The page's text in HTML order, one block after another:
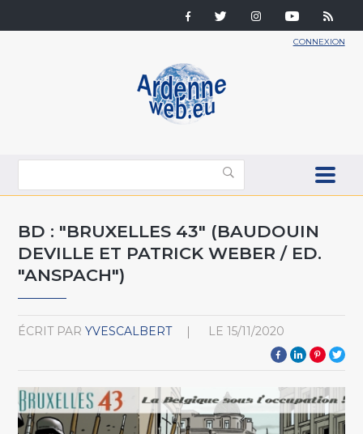
CONNEXION
BD : "BRUXELLES 43" (BAUDOUIN
DEVILLE ET PATRICK WEBER / ED.
"ANSPACH")
ÉCRIT PAR YVESCALBERT LE 15/11/2020